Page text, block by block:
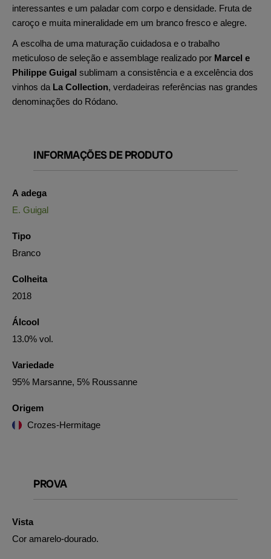
interessantes e um paladar com corpo e densidade. Fruta de
caroço e muita mineralidade em um branco fresco e alegre.
A escolha de uma maturação cuidadosa e o trabalho
meticuloso de seleção e assemblage realizado por Marcel e
Philippe Guigal sublimam a consistência e a excelência dos
vinhos da La Collection, verdadeiras referências nas grandes
denominações do Ródano.
INFORMAÇÕES DE PRODUTO
A adega
E. Guigal
Tipo
Branco
Colheita
2018
Álcool
13.0% vol.
Variedade
95% Marsanne, 5% Roussanne
Origem
Crozes-Hermitage
PROVA
Vista
Cor amarelo-dourado.